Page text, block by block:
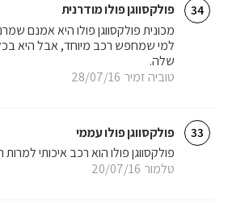
34 פולקסווגן פולו מודרנית
טוביה זמיר 28/07/16
מכונית פולקסווגן פולו היא אמנם
למי שמחפש רכב מיוחד, אבל היא
שלה.
33 פולקסווגן פולו עממי
טלמור 20/07/16
פולקסווגן פולו הוא רכב איכותי